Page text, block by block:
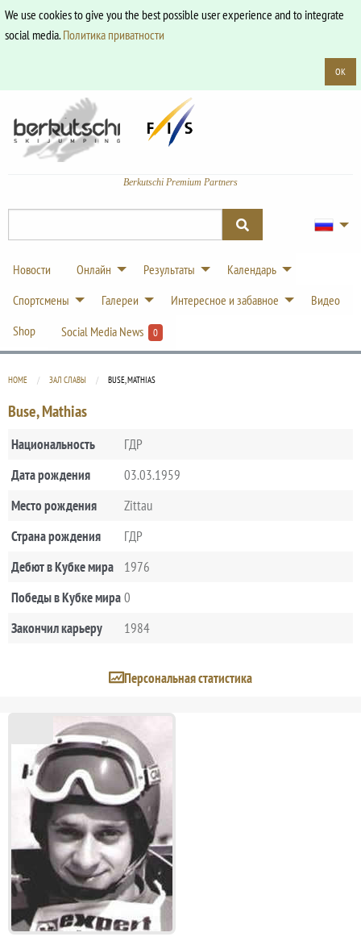
We use cookies to give you the best possible user experience and to integrate
social media.Политика приватности
OK
Berkutschi Premium Partners
Новости Онлайн Результаты
Календарь
Спортсмены
Галереи Интересное и забавное
Видео
Shop
Social Media News 0
HOME ЗАЛ СЛАВЫ CURRENT:
BUSE, MATHIAS
Buse, Mathias
Национальность
ГДР
Дата рождения
03.03.1959
Место рождения
Zittau
Страна рождения
ГДР
Дебют в Кубке мира
1976
Победы в Кубке мира0
Закончил карьеру
1984
Персональная статистика